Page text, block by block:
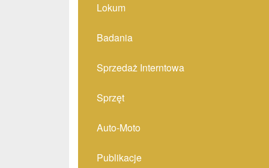
Lokum
Badania
Sprzedaż Interntowa
Sprzęt
Auto-Moto
Publikacje